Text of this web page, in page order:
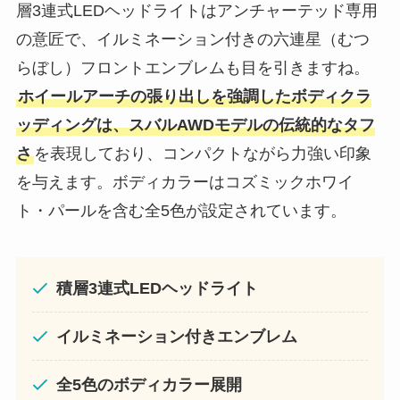
層3連式LEDヘッドライトはアンチャーテッド専用
の意匠で、イルミネーション付きの六連星（むつ
らぼし）フロントエンブレムも目を引きますね。
ホイールアーチの張り出しを強調したボディクラ
ッディングは、スバルAWDモデルの伝統的なタフ
さを表現しており、コンパクトながら力強い印象
を与えます。ボディカラーはコズミックホワイ
ト・パールを含む全5色が設定されています。
積層3連式LEDヘッドライト
イルミネーション付きエンブレム
全5色のボディカラー展開